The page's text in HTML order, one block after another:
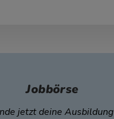
Jobbörse
jetzt deine Ausbildung